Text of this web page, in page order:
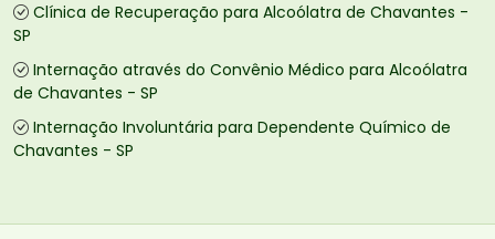
Clínica de Recuperação para Alcoólatra de Chavantes -
SP
Internação através do Convênio Médico para Alcoólatra
de Chavantes - SP
Internação Involuntária para Dependente Químico de
Chavantes - SP